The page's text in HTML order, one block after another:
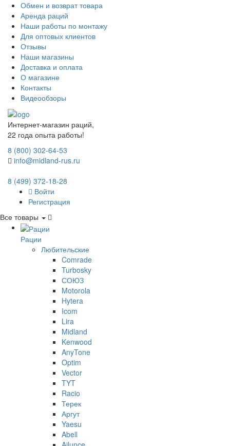
Обмен и возврат товара
Аренда раций
Наши работы по монтажу
Для оптовых клиентов
Отзывы
Наши магазины
Доставка и оплата
О магазине
Контакты
Видеообзоры
Интернет-магазин раций,
22 года опыта работы!
8 (800) 302-64-53
info@midland-rus.ru
8 (499) 372-18-28
Войти
Регистрация
Все товары
Рации
Любительские
Comrade
Turbosky
СОЮЗ
Motorola
Hytera
Icom
Lira
Midland
Kenwood
AnyTone
Optim
Vector
TYT
Racio
Терек
Аргут
Yaesu
Abell